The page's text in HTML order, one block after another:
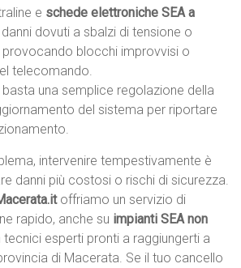
e schede elettroniche SEA a
dovuti a sbalzi di tensione o
provocando blocchi improvvisi o
telecomando.
basta una semplice regolazione della
del sistema per riportare
intervenire tempestivamente è
danni più costosi o rischi di sicurezza.
offriamo un servizio di
rapido, anche su impianti SEA non
tecnici esperti pronti a raggiungerti a
di Macerata. Se il tuo cancello